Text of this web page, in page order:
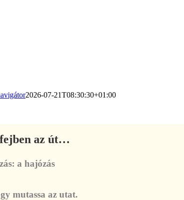
2026-07-21T08:30:30+01:00
az út…
a hajózás
mutassa az utat.